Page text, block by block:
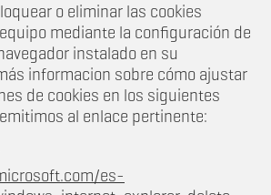
o eliminar las cookies
mediante la configuración de
instalado en su
informacion sobre cómo ajustar
de cookies en los siguientes
al enlace pertinente:
es-